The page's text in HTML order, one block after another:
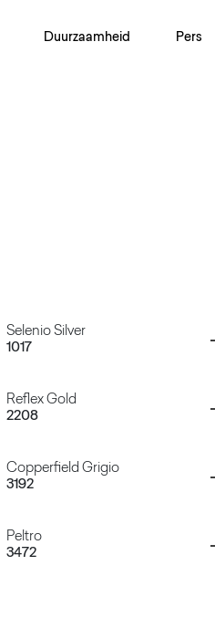
Duurzaamheid Pers
Selenio Silver
1017
Container
Reflex Gold
2208
Container
Copperfield Grigio
3192
Container
Peltro
3472
Container